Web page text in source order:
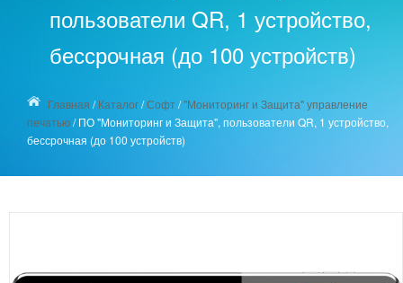
пользователи QR, 1 устройство,
бессрочная (до 100 устройств)
Главная /Каталог/Софт/"Мониторинг и Защита" управление
печатью/ПО "Мониторинг и Защита", пользователи QR, 1 устройство,
бессрочная (до 100 устройств)